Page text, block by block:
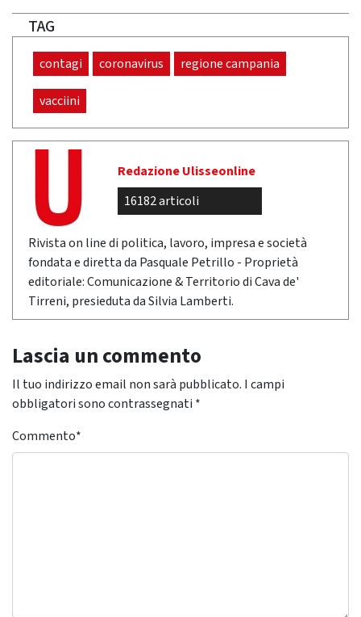
TAG
contagi coronavirus regione campania
vacciini
Redazione Ulisseonline
16182 articoli
Rivista on line di politica, lavoro, impresa e società
fondata e diretta da Pasquale Petrillo - Proprietà
editoriale: Comunicazione & Territorio di Cava de'
Tirreni, presieduta da Silvia Lamberti.
Lascia un commento
Il tuo indirizzo email non sarà pubblicato. I campi
obbligatori sono contrassegnati *
Commento*